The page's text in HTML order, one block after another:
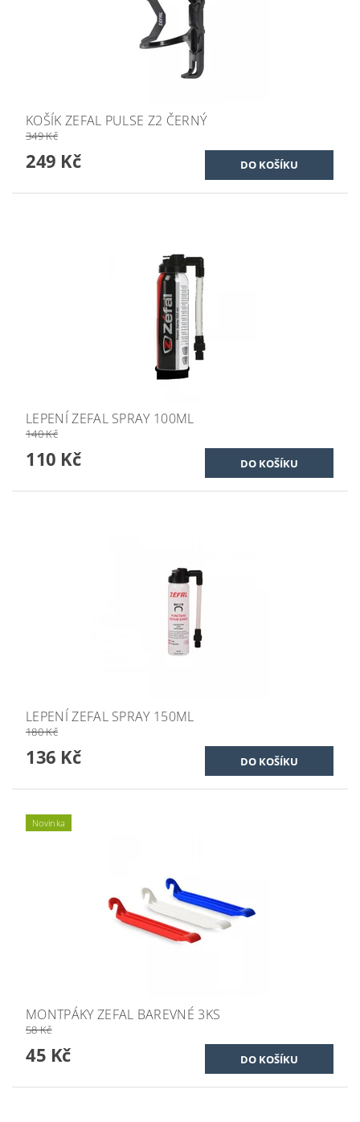
KOŠÍK ZEFAL PULSE Z2 ČERNÝ
349 Kč
249 Kč
LEPENÍ ZEFAL SPRAY 100ML
140 Kč
110 Kč
LEPENÍ ZEFAL SPRAY 150ML
180 Kč
136 Kč
Novinka
MONTPÁKY ZEFAL BAREVNÉ 3KS
58 Kč
45 Kč